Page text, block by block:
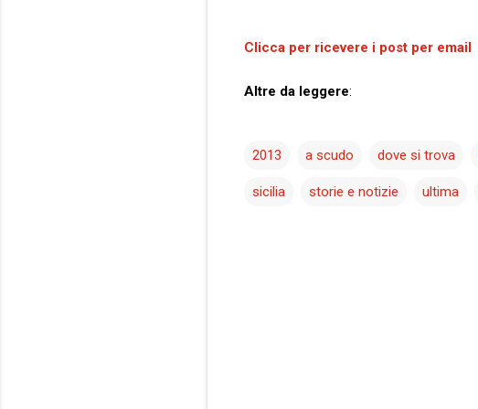
Clicca per ricevere i post per email
Altre da leggere:
2013 a scudo dove si trova
sicilia storie e notizie ultima